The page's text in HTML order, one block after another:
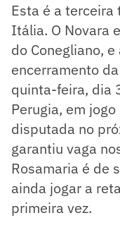
Esta é a
Itália. O Novara
do Conegliano,
encerramento
quinta-feira, dia
Perugia, em
disputada no
garantiu vaga
Rosamaria é de
ainda jogar a
primeira vez.